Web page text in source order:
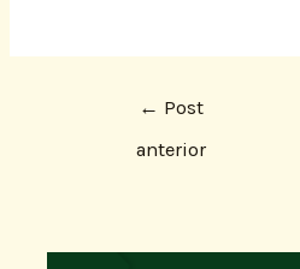
← Post
anterior